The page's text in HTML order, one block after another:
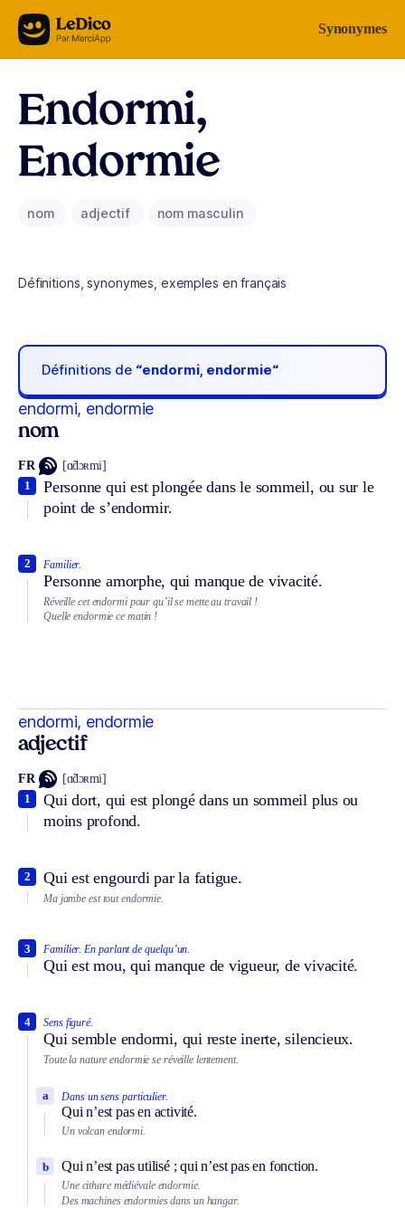
Aller au contenu Synonymes
Endormi,
Endormie
nom adjectif nom masculin
Définitions, synonymes, exemples en français
Définitions de “endormi, endormie“
endormi, endormie
nom
FR [ɑ̃dɔʀmi]
Personne qui est plongée dans le sommeil, ou sur le
point de s’endormir.
1
Familier.
Personne amorphe, qui manque de vivacité.
2
Réveille cet endormi pour qu’il se mette au travail !
Quelle endormie ce matin !
endormi, endormie
adjectif
FR [ɑ̃dɔʀmi]
Qui dort, qui est plongé dans un sommeil plus ou
moins profond.
1
Qui est engourdi par la fatigue.
2
Ma jambe est tout endormie.
Familier. En parlant de quelqu’un.
Qui est mou, qui manque de vigueur, de vivacité.
3
Sens figuré.
Qui semble endormi, qui reste inerte, silencieux.
4
Toute la nature endormie se réveille lentement.
Dans un sens particulier.
Qui n’est pas en activité.
a
Un volcan endormi.
Qui n’est pas utilisé ; qui n’est pas en fonction.
b
Une cithare médiévale endormie.
Des machines endormies dans un hangar.